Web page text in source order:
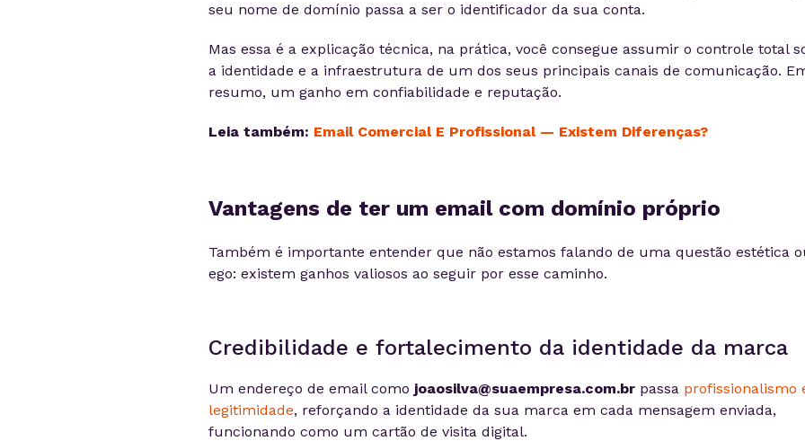
seu nome de domínio passa a ser o identificador da sua conta.
Mas essa é a explicação técnica, na prática, você consegue assumir o controle total
a identidade e a infraestrutura de um dos seus principais canais de comunicação.
resumo, um ganho em confiabilidade e reputação.
Leia também: Email Comercial E Profissional — Existem Diferenças?
Vantagens de ter um email com domínio próprio
Também é importante entender que não estamos falando de uma questão estética
ego: existem ganhos valiosos ao seguir por esse caminho.
Credibilidade e fortalecimento da identidade da marca
Um endereço de email como joaosilva@suaempresa.com.brpassa profissionalismo
legitimidade, reforçando a identidade da sua marca em cada mensagem enviada,
funcionando como um cartão de visita digital.